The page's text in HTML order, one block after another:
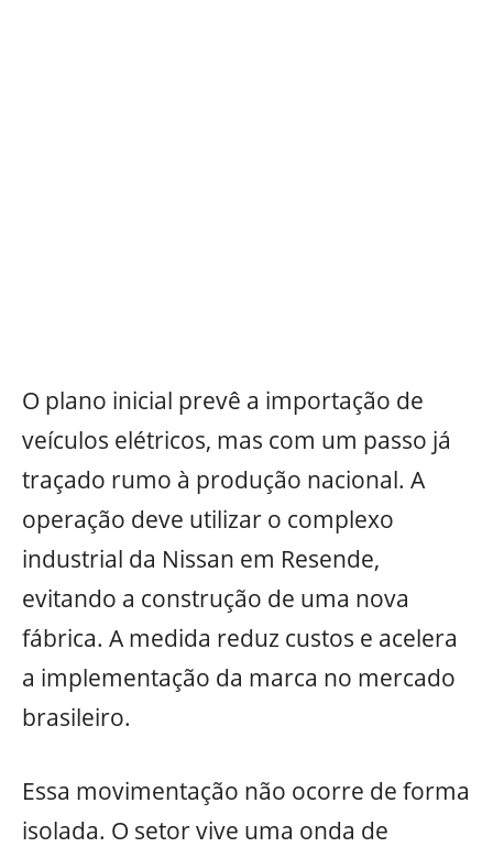
O plano inicial prevê a importação de
veículos elétricos, mas com um passo já
traçado rumo à produção nacional. A
operação deve utilizar o complexo
industrial da Nissan em Resende,
evitando a construção de uma nova
fábrica. A medida reduz custos e acelera
a implementação da marca no mercado
brasileiro.
Essa movimentação não ocorre de forma
isolada. O setor vive uma onda de